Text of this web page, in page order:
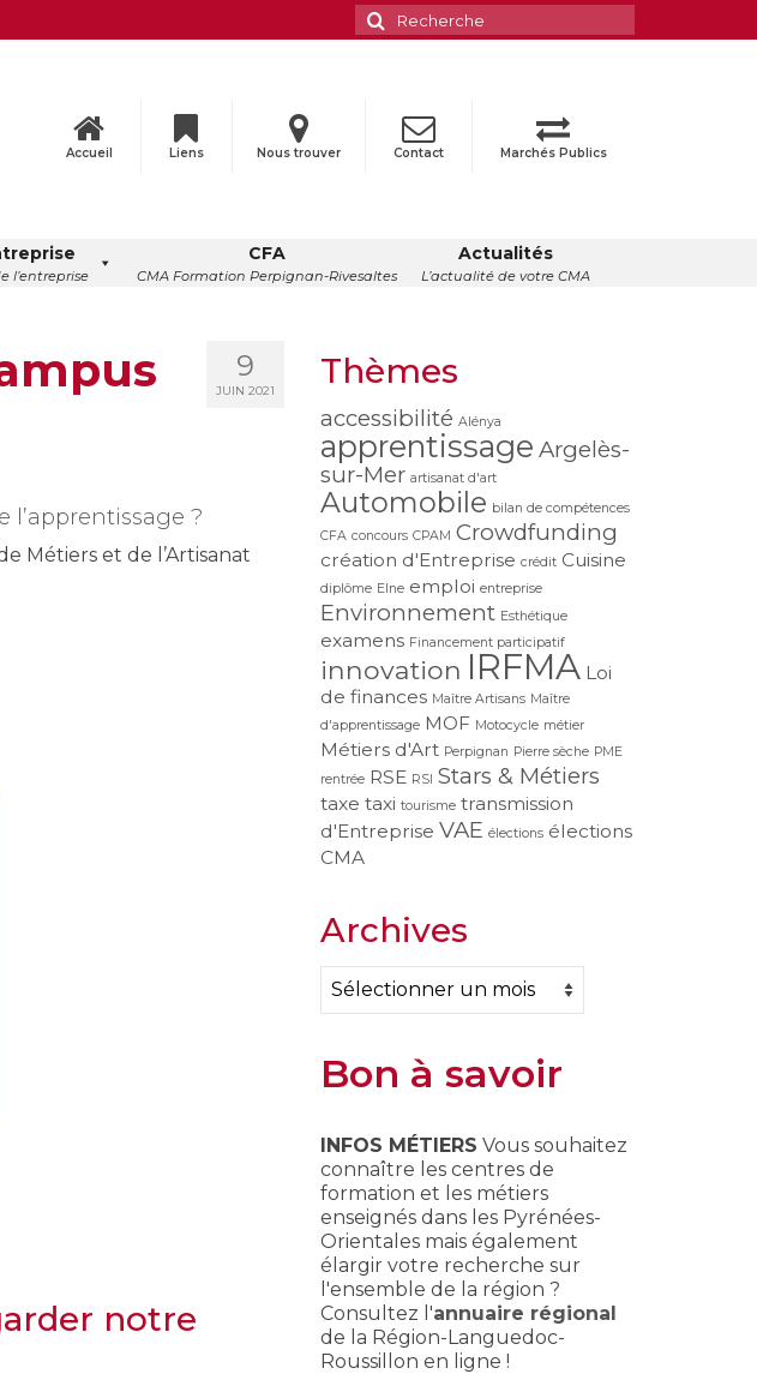
Rechercher
:
Accueil Liens Nous trouver Contact Marchés Publics
l’entreprise
CFA
CMA Formation Perpignan-Rivesaltes
Actualités
L’actualité de votre CMA
9
JUIN 2021
l’apprentissage ?
Métiers et de l’Artisanat
notre
Thèmes
accessibilité Alénya
apprentissage Argelès-
sur-Mer artisanat d'art
Automobile bilan de compétences
CFA concours CPAM Crowdfunding
création d'Entreprise crédit Cuisine
diplôme Elne emploi entreprise
Environnement Esthétique
examens Financement participatif
innovation IRFMA Loi
de finances Maître Artisans Maître
d'apprentissage MOF Motocycle métier
Métiers d'Art Perpignan Pierre sèche PME
rentrée RSE RSI Stars & Métiers
taxe taxi tourisme transmission
d'Entreprise VAE élections élections
CMA
Archives
Archives
Bon à savoir
INFOS MÉTIERS Vous souhaitez
connaître les centres de
formation et les métiers
enseignés dans les Pyrénées-
Orientales mais également
élargir votre recherche sur
l'ensemble de la région ?
Consultez l'annuaire régional
de la Région-Languedoc-
Roussillon en ligne !